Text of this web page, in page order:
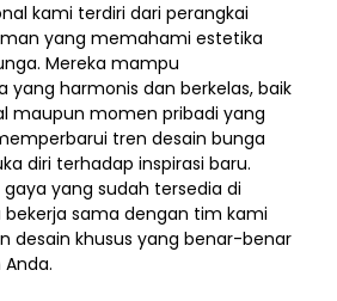
kami terdiri dari perangkai
yang memahami estetika
Mereka mampu
yang harmonis dan berkelas, baik
maupun momen pribadi yang
tren desain bunga
diri terhadap inspirasi baru.
yang sudah tersedia di
sama dengan tim kami
desain khusus yang benar-benar